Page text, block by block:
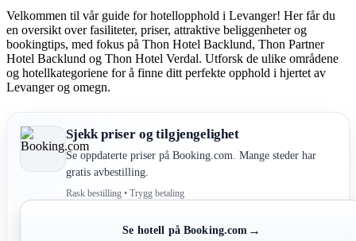
Velkommen til vår guide for hotellopphold i Levanger! Her får du
en oversikt over fasiliteter, priser, attraktive beliggenheter og
bookingtips, med fokus på Thon Hotel Backlund, Thon Partner
Hotel Backlund og Thon Hotel Verdal. Utforsk de ulike områdene
og hotellkategoriene for å finne ditt perfekte opphold i hjertet av
Levanger og omegn.
Sjekk priser og tilgjengelighet
Se oppdaterte priser på Booking.com. Mange steder har
gratis avbestilling.
Rask bestilling • Trygg betaling
Se hotell på Booking.com →